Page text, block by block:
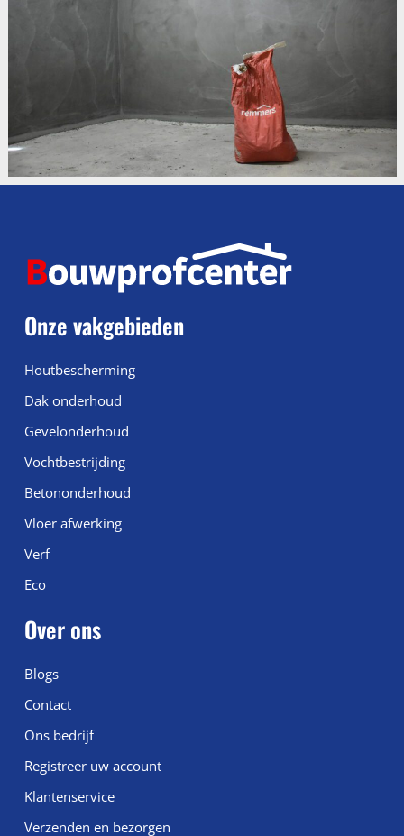
Onze vakgebieden
Houtbescherming
Dak onderhoud
Gevelonderhoud
Vochtbestrijding
Betononderhoud
Vloer afwerking
Verf
Eco
Over ons
Blogs
Contact
Ons bedrijf
Registreer uw account
Klantenservice
Verzenden en bezorgen